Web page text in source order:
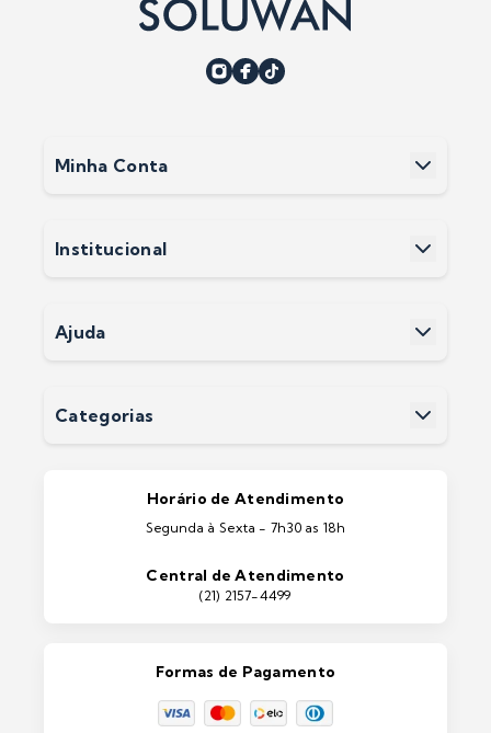
Minha Conta
Cadastre-se
Institucional
Termos e Condições
Ajuda
Entrega
Categorias
Portas e Janelas
Máquinas e Equipamentos
Lixeiras e Contentores
Horário de Atendimento
Segunda à Sexta - 7h30 as 18h
Central de Atendimento
(21) 2157-4499
Formas de Pagamento